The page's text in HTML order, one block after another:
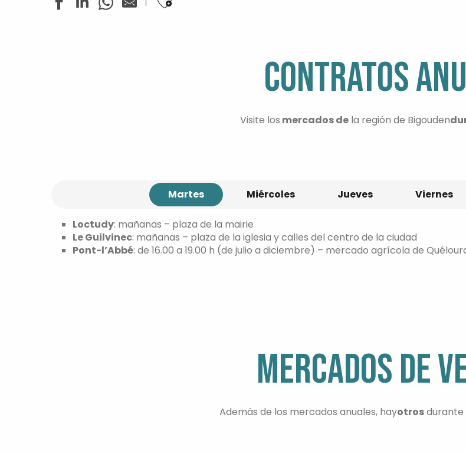
CONTRATOS
Visite los mercados de la región de Bigouden
Martes Miércoles Jueves Viernes
Loctudy: mañanas – plaza de la mairie
Le Guilvinec: mañanas – plaza de la iglesia y calles del centro de la ciudad
Pont-l’Abbé: de 16.00 a 19.00 h (de julio a diciembre) – mercado agrícola de
MERCADOS DE
Además de los mercados anuales, hayotrosdurante